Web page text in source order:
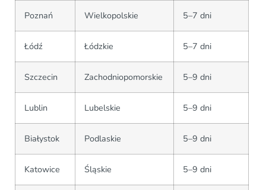
Poznań Wielkopolskie 5–7 dni
Łódź Łódzkie 5–7 dni
Szczecin Zachodniopomorskie 5–9 dni
Lublin Lubelskie 5–9 dni
Białystok Podlaskie 5–9 dni
Katowice Śląskie 5–9 dni